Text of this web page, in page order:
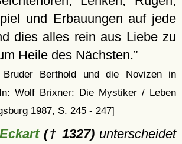
und Erbauungen auf jede
dies alles rein aus Liebe zu
Heile des Nächsten.
Berthold und die Novizen in
Wolf Brixner: Die Mystiker / Leben
1987, S. 245 - 247]
(† 1327)unterscheidet